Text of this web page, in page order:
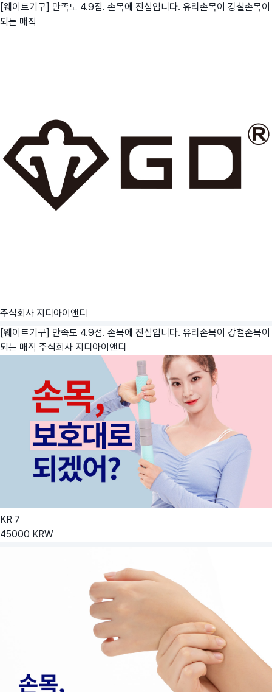
[웨이트기구] 만족도 4.9점. 손목에 진심입니다. 유리손목이 강철손목이
되는 매직
주식회사 지디아이앤디
[웨이트기구] 만족도 4.9점. 손목에 진심입니다. 유리손목이 강철손목이
되는 매직 주식회사 지디아이앤디
KR 7
45000 KRW